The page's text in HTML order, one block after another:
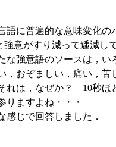
に普遍的な意味変化の
強意がすり減って逓減し
な強意語のソースは，
，おぞましい，痛い，
れは，なぜか？ 10秒ほ
りますよね・・・
じで回答しました．